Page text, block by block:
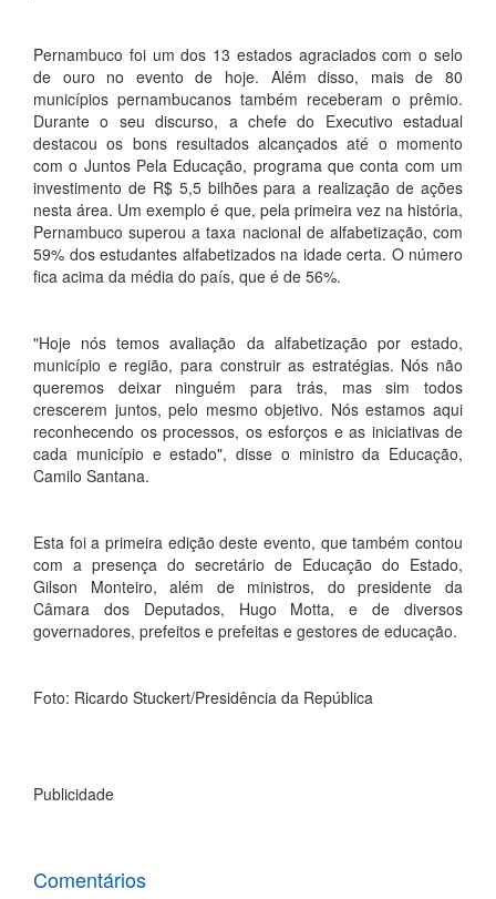
Pernambuco foi um dos 13 estados agraciados com o selo
de ouro no evento de hoje. Além disso, mais de 80
municípios pernambucanos também receberam o prêmio.
Durante o seu discurso, a chefe do Executivo estadual
destacou os bons resultados alcançados até o momento
com o Juntos Pela Educação, programa que conta com um
investimento de R$ 5,5 bilhões para a realização de ações
nesta área. Um exemplo é que, pela primeira vez na história,
Pernambuco superou a taxa nacional de alfabetização, com
59% dos estudantes alfabetizados na idade certa. O número
fica acima da média do país, que é de 56%.
"Hoje nós temos avaliação da alfabetização por estado,
município e região, para construir as estratégias. Nós não
queremos deixar ninguém para trás, mas sim todos
crescerem juntos, pelo mesmo objetivo. Nós estamos aqui
reconhecendo os processos, os esforços e as iniciativas de
cada município e estado", disse o ministro da Educação,
Camilo Santana.
Esta foi a primeira edição deste evento, que também contou
com a presença do secretário de Educação do Estado,
Gilson Monteiro, além de ministros, do presidente da
Câmara dos Deputados, Hugo Motta, e de diversos
governadores, prefeitos e prefeitas e gestores de educação.
Foto: Ricardo Stuckert/Presidência da República
Publicidade
Comentários